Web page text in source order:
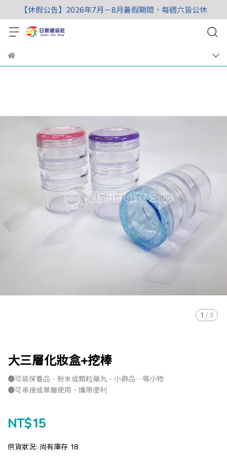
【休假公告】2026年7月－8月暑假期間，每週六皆公休
1 / 3
大三層化妝盒+挖棒
●可裝保養品、粉末或顆粒藥丸、小飾品…等小物
●可串接或單層使用，攜帶便利
NT$15
供貨狀況: 尚有庫存 18